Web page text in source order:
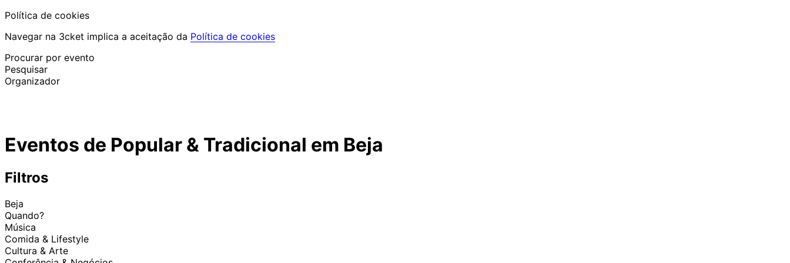
Política de cookies
Navegar na 3cket implica a aceitação da Política de cookies
Procurar por evento
Pesquisar
Organizador
Ajuda ao participantePerdi o meu bilhete
Eventos de Popular & Tradicional em Beja
Filtros
Beja
Quando?
Música
Comida & Lifestyle
Cultura & Arte